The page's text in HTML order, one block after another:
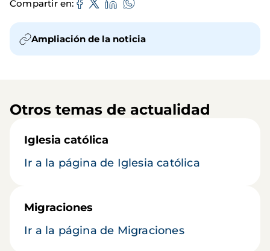
Compartir en
Ampliación de la noticia
Otros temas de actualidad
Iglesia católica
Ir a la página de Iglesia católica
Migraciones
Ir a la página de Migraciones